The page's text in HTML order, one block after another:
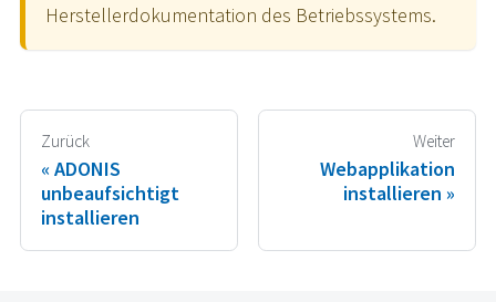
Herstellerdokumentation des Betriebssystems.
Zurück
ADONIS
unbeaufsichtigt
installieren
Weiter
Webapplikation
installieren